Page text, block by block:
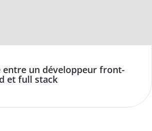
entre un développeur front-
et full stack